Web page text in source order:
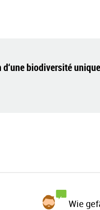
d‘une biodiversité unique
Wie